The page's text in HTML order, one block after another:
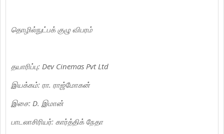
தொழில்நுட்பக் குழு விபரம்
தயாரிப்பு: Dev Cinemas Pvt Ltd
இயக்கம்: ரா. ராஜ்மோகன்
இசை: D. இமான்
பாடலாசிரியர்: கார்த்திக் நேதா